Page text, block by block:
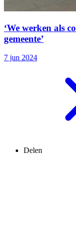
‘We werken als
gemeente’
7 jun 2024
Delen